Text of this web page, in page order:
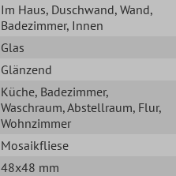
Im Haus, Duschwand, Wand,
Badezimmer, Innen
Glas
Glänzend
Küche, Badezimmer,
Waschraum, Abstellraum, Flur,
Wohnzimmer
Mosaikfliese
48x48 mm